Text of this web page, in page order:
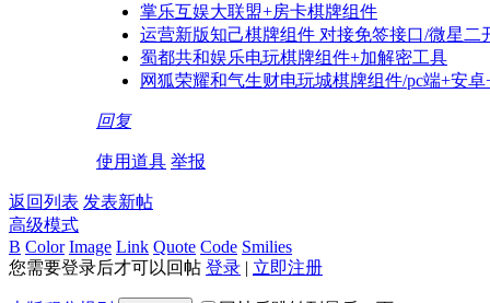
掌乐互娱大联盟+房卡棋牌组件
运营新版知己棋牌组件 对接免签接口/微星二
蜀都共和娱乐电玩棋牌组件+加解密工具
网狐荣耀和气生财电玩城棋牌组件/pc端+安
回复
使用道具 举报
返回列表 发表新帖
高级模式
B Color Image Link Quote Code Smilies
您需要登录后才可以回帖 登录 | 立即注册